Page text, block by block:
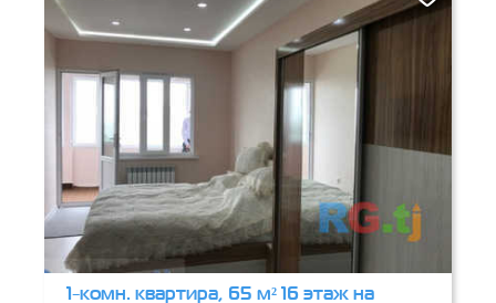
1-комн. квартира, 65 м² 16 этаж на